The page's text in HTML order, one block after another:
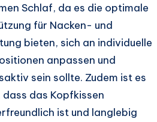
Schlaf, da es die optimale
für Nacken- und
bieten, sich an individuelle
anpassen und
sein sollte. Zudem ist es
das Kopfkissen
ist und langlebig